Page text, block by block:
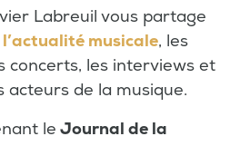
Labreuil vous partage
musicale, les
concerts, les interviews et
acteurs de la musique.
le Journal de la